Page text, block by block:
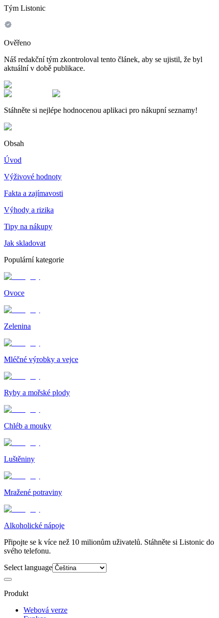
Tým Listonic
Ověřeno
Náš redakční tým zkontroloval tento článek, aby se ujistil, že byl
aktuální v době publikace.
Stáhněte si nejlépe hodnocenou aplikaci pro nákupní seznamy!
Obsah
Úvod
Výživové hodnoty
Fakta a zajímavosti
Výhody a rizika
Tipy na nákupy
Jak skladovat
Populární kategorie
Ovoce
Zelenina
Mléčné výrobky a vejce
Ryby a mořské plody
Chléb a mouky
Luštěniny
Mražené potraviny
Alkoholické nápoje
Připojte se k více než 10 milionům uživatelů. Stáhněte si Listonic do
svého telefonu.
Select language
Produkt
Webová verze